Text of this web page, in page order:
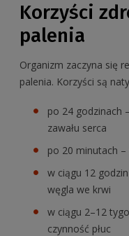
Korzyści
palenia
Organizm zaczyna się
palenia. Korzyści są
po 24 godzinach
zawału serca
po 20 minutach
w ciągu 12
węgla we krwi
w ciągu 2–12
czynność płuc